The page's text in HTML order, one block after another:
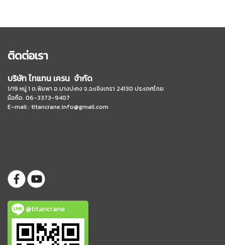
ติดต่อเรา
บริษัท ไทแทน เครน จำกัด
1/19 หมู่ 1 ต.พิมพา อ.บางปะกง จ.ฉะเชิงเทรา 24130 ประเทศไทย
มือถือ. 06-3373-9407
E-mail : titancrane.info@gmail.com
@titancrane